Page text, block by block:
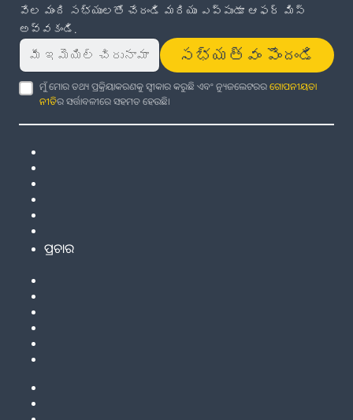
వేల మంది సభ్యులతో చేరండి మరియు ఎప్పుడూ ఆఫర్ మిస్
అవ్వకండి.
సభ్యత్వం పొందండి
ମୁଁ ମୋର ତଥ୍ୟ ପ୍ରକ୍ରିୟାକରଣକୁ ସ୍ୱୀକାର କରୁଛି ଏବଂ ନ୍ୟୁଜଲେଟରରଗୋପନୀୟତା
ନୀତିର ସର୍ତ୍ତାବଳୀରେ ସହମତ ହେଉଛି।
ପ୍ରଚାର